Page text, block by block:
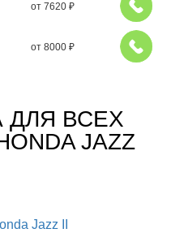
от 7620 ₽
от 8000 ₽
ДЛЯ ВСЕХ
JAZZ
Jazz II